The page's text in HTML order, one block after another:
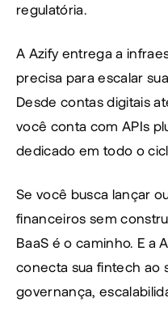
regulatória.
A Azify entrega a
precisa para escalar
Desde contas digitais
você conta com APIs
dedicado em todo o
Se você busca lançar
financeiros sem
BaaS é o caminho. E a
conecta sua fintech ao
governança,